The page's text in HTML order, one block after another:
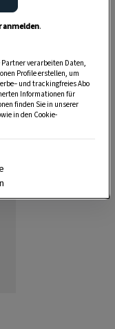
anmelden.
verarbeiten Daten,
Profile erstellen, um
und trackingfreies Abo
Informationen für
finden Sie in unserer
in den Cookie-